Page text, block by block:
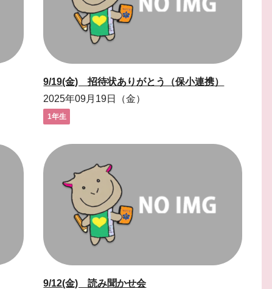
9/19(金) 招待状ありがとう（保小連携）
2025年09月19日（金）
1年生
9/12(金) 読み聞かせ会